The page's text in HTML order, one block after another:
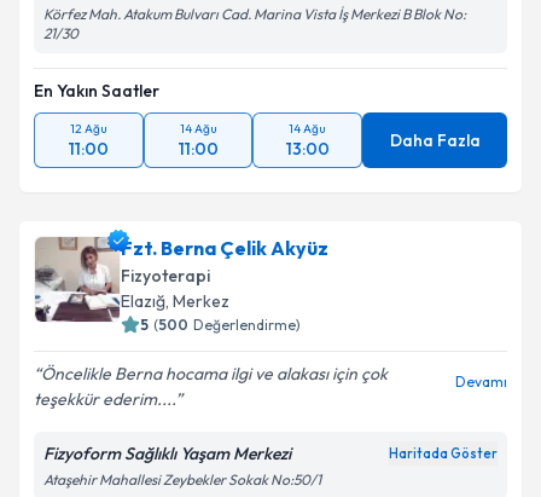
Körfez Mah. Atakum Bulvarı Cad. Marina Vista İş Merkezi B Blok No:
21/30
En Yakın Saatler
12 Ağu
11:00
14 Ağu
11:00
14 Ağu
13:00 Daha Fazla
Fzt. Berna Çelik Akyüz
Fizyoterapi
Elazığ, Merkez
5 (500 Değerlendirme)
Öncelikle Berna hocama ilgi ve alakası için çok
teşekkür ederim....
Devamı
Fizyoform Sağlıklı Yaşam Merkezi Haritada Göster
Ataşehir Mahallesi Zeybekler Sokak No:50/1